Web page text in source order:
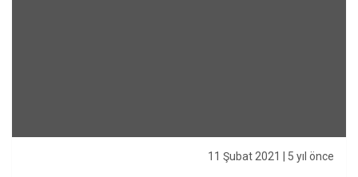
11 Şubat 2021 | 5 yıl önce